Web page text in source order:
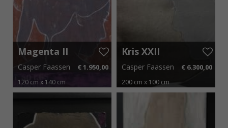
Magenta II
Casper Faassen € 1.950,00
120 cm x 140 cm
€ 29,25 p.m.
Kris XXII
Casper Faassen € 6.300,00
200 cm x 100 cm
€ 94,50 p.m.